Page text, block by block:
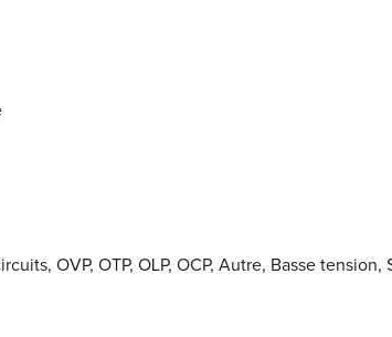
OVP, OTP, OLP, OCP, Autre, Basse